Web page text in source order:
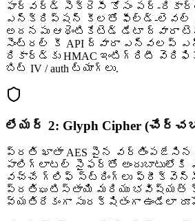
ఫార్వర్డ్ సెక్రెసీ కోసం పర్-
ఎన్క్రిప్షన్ కీలతో ఫీల్డ్-లెవల్
అదనపు ఆథెంటికేటెడ్ డేటా ద్వారా
సెంట్రల్ కీ API ద్వారా ఎన్వలప్
రికార్డ్‌కు HMAC ఇంటిగ్రిటీ
బిట్ IV / auth ట్యాగ్‌లు.
లేయర్ 2: Glyph Cipher
ప్రతి ఖాతా AES పైన
పాలిగ్లాటల్ సైఫర్‌తో అందుబాటులోకి
వచ్చే గ్లిఫ్ స్ట్రింగ్‌లు
ప్రతిఘటిస్తాయి మరియు భవిష్యత్
వ్యతిరేకంగా సురక్షితంగా ఉండేలా